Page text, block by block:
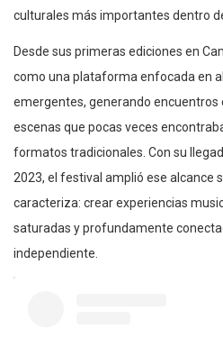
culturales más importantes dentro
Desde sus primeras ediciones en
como una plataforma enfocada en
emergentes, generando encuentros
escenas que pocas veces
formatos tradicionales. Con su
2023, el festival amplió ese alcance
caracteriza: crear experiencias
saturadas y profundamente
independiente.